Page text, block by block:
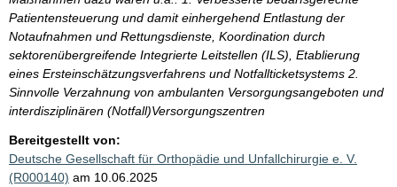
Patientensteuerung und damit einhergehend Entlastung der
Notaufnahmen und Rettungsdienste, Koordination durch
sektorenübergreifende Integrierte Leitstellen (ILS), Etablierung
eines Ersteinschätzungsverfahrens und Notfallticketsystems 2.
Sinnvolle Verzahnung von ambulanten Versorgungsangeboten und
interdisziplinären (Notfall)Versorgungszentren
Bereitgestellt von:
Deutsche Gesellschaft für Orthopädie und Unfallchirurgie e. V.
(R000140) am 10.06.2025